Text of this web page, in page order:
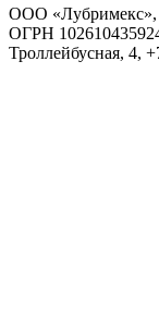
ООО
ОГРН
Троллейбусная, 4,